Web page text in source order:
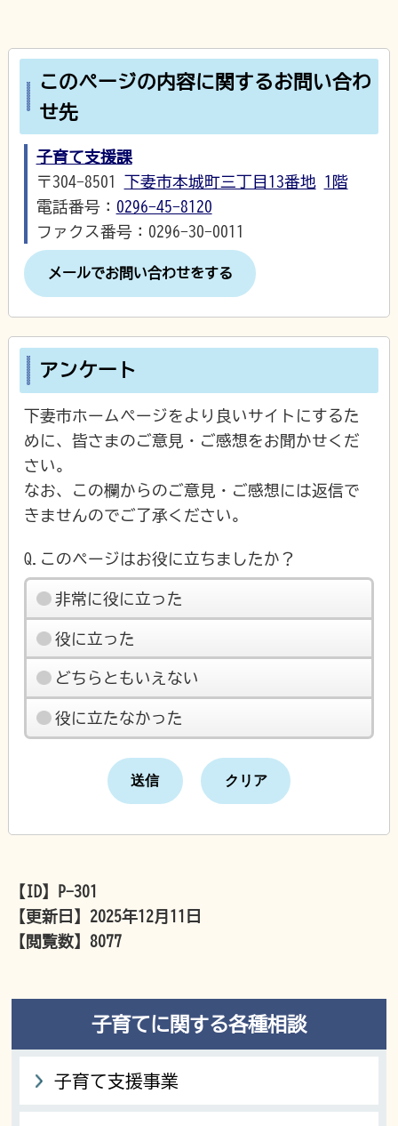
このページの内容に関するお問い合わ
せ先
子育て支援課
〒304-8501 下妻市本城町三丁目13番地 1階
電話番号： 0296-45-8120
ファクス番号：0296-30-0011
メールでお問い合わせをする
アンケート
下妻市ホームページをより良いサイトにするた
めに、皆さまのご意見・ご感想をお聞かせくだ
さい。
なお、この欄からのご意見・ご感想には返信で
きませんのでご了承ください。
Q.このページはお役に立ちましたか？
非常に役に立った
役に立った
どちらともいえない
役に立たなかった
【ID】
P-301
【更新日】 2025年12月11日
【閲覧数】 8077
子育てに関する各種相談
子育て支援事業